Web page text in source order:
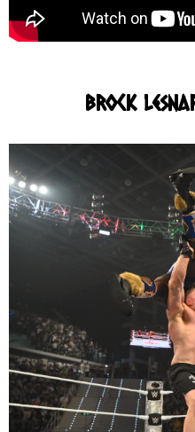
Brock